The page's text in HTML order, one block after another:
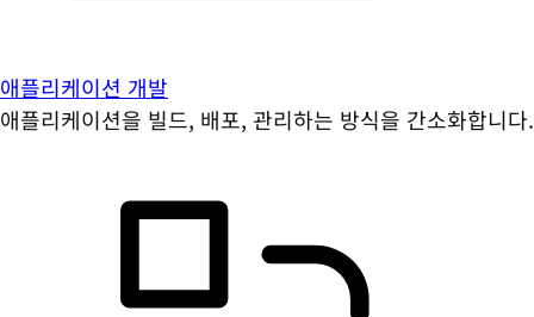
애플리케이션 개발
애플리케이션을 빌드, 배포, 관리하는 방식을 간소화합니다.